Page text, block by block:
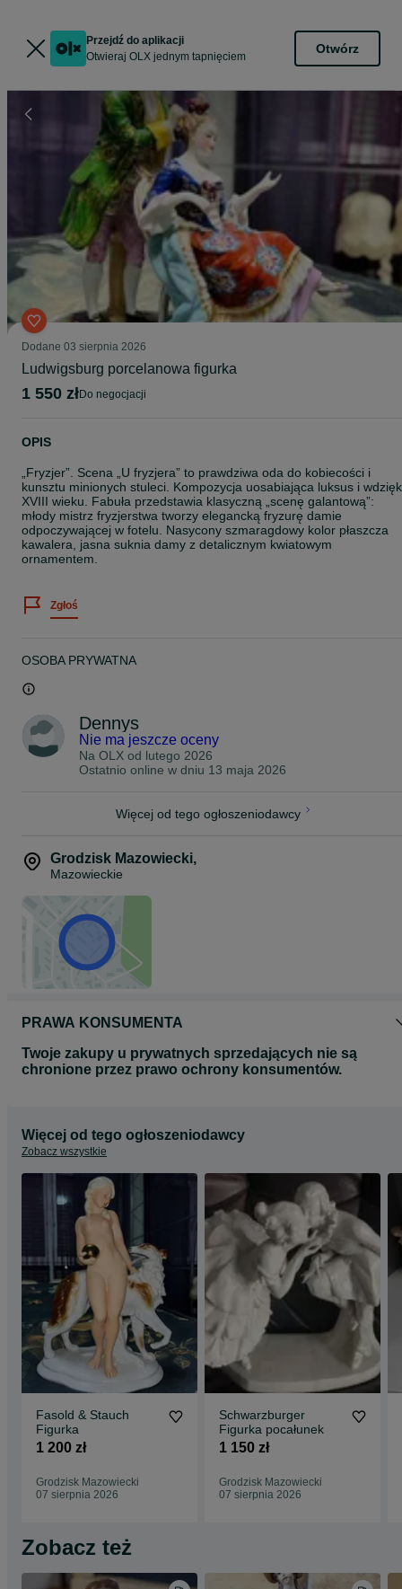
Przejdź do aplikacji
Otwieraj OLX jednym tapnięciem
Otwórz
Dodane 03 sierpnia 2026
Ludwigsburg porcelanowa figurka
1 550 zł do negocjacji
OPIS
„Fryzjer”. Scena „U fryzjera” to prawdziwa oda do kobiecości i
kunsztu minionych stuleci. Kompozycja uosabiająca luksus i wdzięk
XVIII wieku. Fabuła przedstawia klasyczną „scenę galantową”:
młody mistrz fryzjerstwa tworzy elegancką fryzurę damie
odpoczywającej w fotelu. Nasycony szmaragdowy kolor płaszcza
kawalera, jasna suknia damy z detalicznym kwiatowym
ornamentem.
Zgłoś
OSOBA PRYWATNA
Dennys
Nie ma jeszcze oceny
Na OLX od lutego 2026
Ostatnio online w dniu 13 maja 2026
Więcej od tego ogłoszeniodawcy
Grodzisk Mazowiecki,
Mazowieckie
PRAWA KONSUMENTA
Twoje zakupy u prywatnych sprzedających nie są
chronione przez prawo ochrony konsumentów.
Więcej od tego ogłoszeniodawcy
Zobacz wszystkie
Fasold & Stauch
Figurka
1 200 zł
Grodzisk Mazowiecki
07 sierpnia 2026
Schwarzburger
Figurka pocałunek
1 150 zł
Grodzisk Mazowiecki
07 sierpnia 2026
Zobacz też